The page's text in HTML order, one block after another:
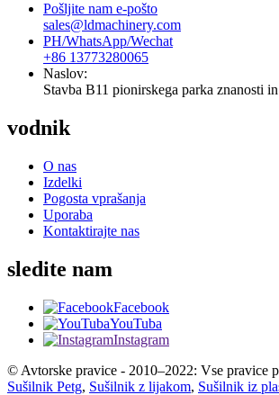
Pošljite nam e-pošto
sales@ldmachinery.com
PH/WhatsApp/Wechat
+86 13773280065
Naslov:
Stavba B11 pionirskega parka znanosti
vodnik
O nas
Izdelki
Pogosta vprašanja
Uporaba
Kontaktirajte nas
sledite nam
Facebook
YouTuba
Instagram
© Avtorske pravice - 2010–2022: Vse pravice
Sušilnik Petg, Sušilnik z lijakom, Sušilnik iz